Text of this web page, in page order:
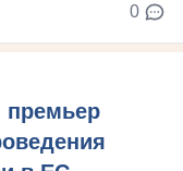
0
премьер